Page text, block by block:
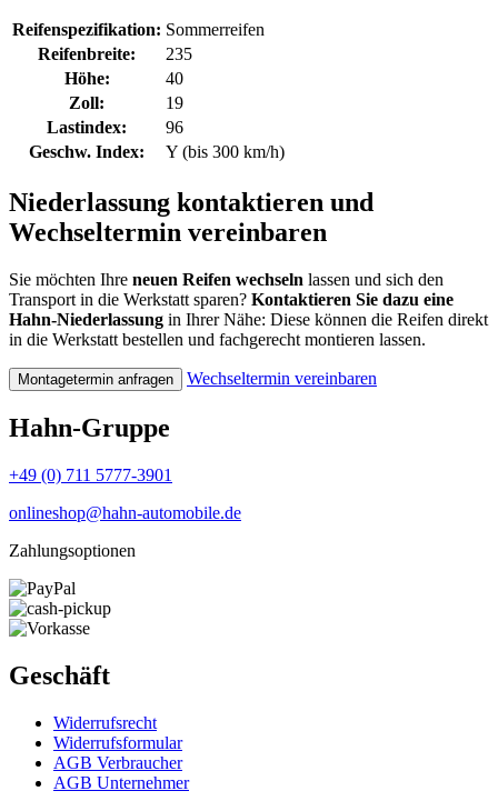
Reifenspezifikation: Sommerreifen
Reifenbreite:
235
Höhe:
40
Zoll:
19
Lastindex:
96
Geschw. Index:
Y (bis 300 km/h)
Niederlassung kontaktieren und
Wechseltermin vereinbaren
Sie möchten Ihre neuen Reifen wechseln lassen und sich den
Transport in die Werkstatt sparen? Kontaktieren Sie dazu eine
Hahn-Niederlassung in Ihrer Nähe: Diese können die Reifen direkt
in die Werkstatt bestellen und fachgerecht montieren lassen.
Montagetermin anfragen Wechseltermin vereinbaren
Hahn-Gruppe
+49 (0) 711 5777-3901
onlineshop@hahn-automobile.de
Zahlungsoptionen
Geschäft
Widerrufs­recht
Widerrufs­formular
AGB Verbraucher
AGB Unternehmer